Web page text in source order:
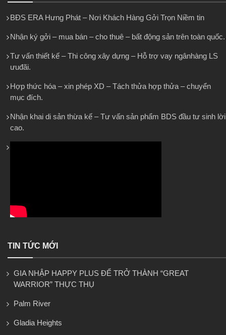
BĐS ERA Hưng Phát – Nơi Khách Hàng Gởi Trọn Niềm tin
Nhận ký gởi – mua bán – cho thuê – bất động sản trên toàn quốc.
Tư vấn thiết kế – Thi công xây dựng – Hỗ trợ vay ngânhàng LS
ưuđãi.
Hợp thức hóa – xin phép XD – Tách thửa hợp thửa – chuyển
mục đích.
Nhận khai di sản thừa kế – Tư vấn sản phẩm BDS đầu tư sinh lời
cao.
TIN TỨC MỚI
GIA NHẬP HAPPY PLUS ĐỂ TRỞ THÀNH “GREAT
WARRIOR” THỰC THỤ
Palm River
Gladia Heights